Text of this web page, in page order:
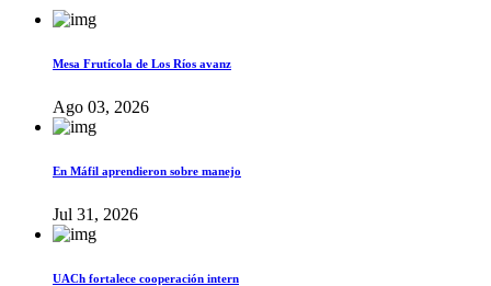
Mesa Frutícola de Los Ríos avanz
Ago 03, 2026
En Máfil aprendieron sobre manejo
Jul 31, 2026
UACh fortalece cooperación intern